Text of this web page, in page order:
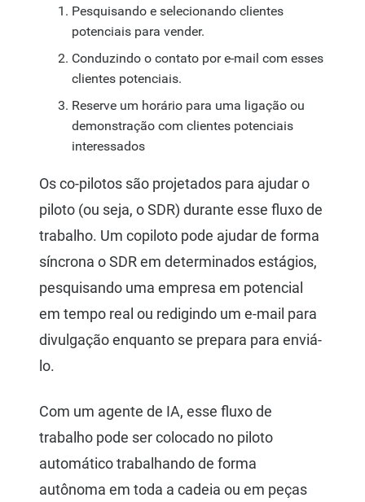
Pesquisando e selecionando clientes
potenciais para vender.
Conduzindo o contato por e-mail com esses
clientes potenciais.
Reserve um horário para uma ligação ou
demonstração com clientes potenciais
interessados
Os co-pilotos são projetados para ajudar o
piloto (ou seja, o SDR) durante esse fluxo de
trabalho. Um copiloto pode ajudar de forma
síncrona o SDR em determinados estágios,
pesquisando uma empresa em potencial
em tempo real ou redigindo um e-mail para
divulgação enquanto se prepara para enviá-
lo.
Com um agente de IA, esse fluxo de
trabalho pode ser colocado no piloto
automático trabalhando de forma
autônoma em toda a cadeia ou em peças